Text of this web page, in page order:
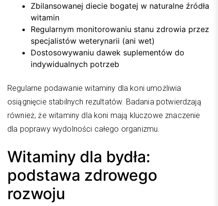
Zbilansowanej diecie bogatej w naturalne źródła
witamin
Regularnym monitorowaniu stanu zdrowia przez
specjalistów weterynarii (ani wet)
Dostosowywaniu dawek suplementów do
indywidualnych potrzeb
Regularne podawanie witaminy dla koni umożliwia
osiągnięcie stabilnych rezultatów. Badania potwierdzają
również, że witaminy dla koni mają kluczowe znaczenie
dla poprawy wydolności całego organizmu.
Witaminy dla bydła:
podstawa zdrowego
rozwoju